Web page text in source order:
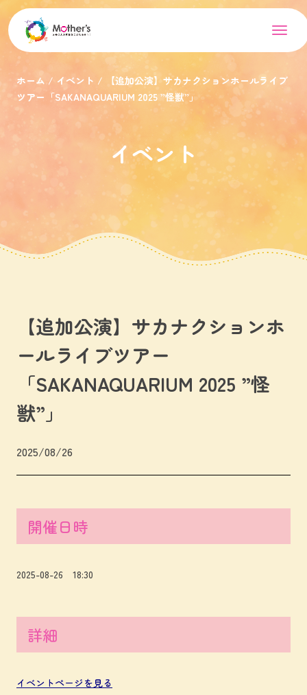
ホーム イベント
【追加公演】サカナクションホールライブ
ツアー「SAKANAQUARIUM 2025 ”怪獣”」
イベント
【追加公演】サカナクションホ
ールライブツアー
「SAKANAQUARIUM 2025 ”怪
獣”」
2025/08/26
開催日時
2025-08-26 18:30
詳細
イベントページを見る